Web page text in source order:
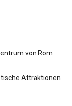
von Rom
Attraktionen